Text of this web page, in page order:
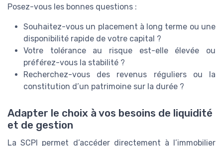
Posez-vous les bonnes questions :
Souhaitez-vous un placement à long terme ou une
disponibilité rapide de votre capital ?
Votre tolérance au risque est-elle élevée ou
préférez-vous la stabilité ?
Recherchez-vous des revenus réguliers ou la
constitution d’un patrimoine sur la durée ?
Adapter le choix à vos besoins de liquidité
et de gestion
La SCPI permet d’accéder directement à l’immobilier